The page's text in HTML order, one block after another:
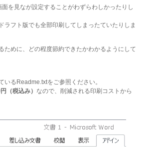
を見なが設定することがわずらわしかったりし
フト版でも全部印刷してしまったていたりしま
ために、どの程度節約できたかわかるようにして
るReadme.txtをご参照ください。
（税込み） なので、削減される印刷コストから